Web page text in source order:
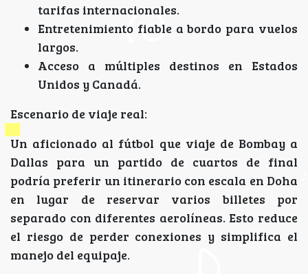
tarifas internacionales.
Entretenimiento fiable a bordo para vuelos
largos.
Acceso a múltiples destinos en Estados
Unidos y Canadá.
Escenario de viaje real:
Un aficionado al fútbol que viaje de Bombay a
Dallas para un partido de cuartos de final
podría preferir un itinerario con escala en Doha
en lugar de reservar varios billetes por
separado con diferentes aerolíneas. Esto reduce
el riesgo de perder conexiones y simplifica el
manejo del equipaje.